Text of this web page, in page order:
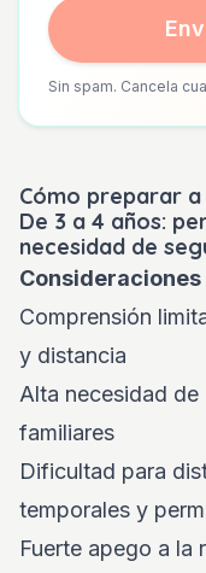
Sin spam. Cancela
Cómo preparar
De 3 a 4 años:
necesidad de
Comprensión
y distancia
Alta necesidad
familiares
Dificultad para
temporales y
Fuerte apego a la